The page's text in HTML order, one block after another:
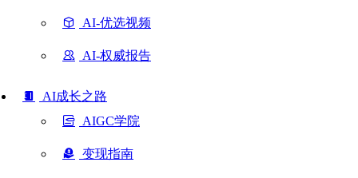
AI-优选视频
AI-权威报告
AI成长之路
AIGC学院
变现指南